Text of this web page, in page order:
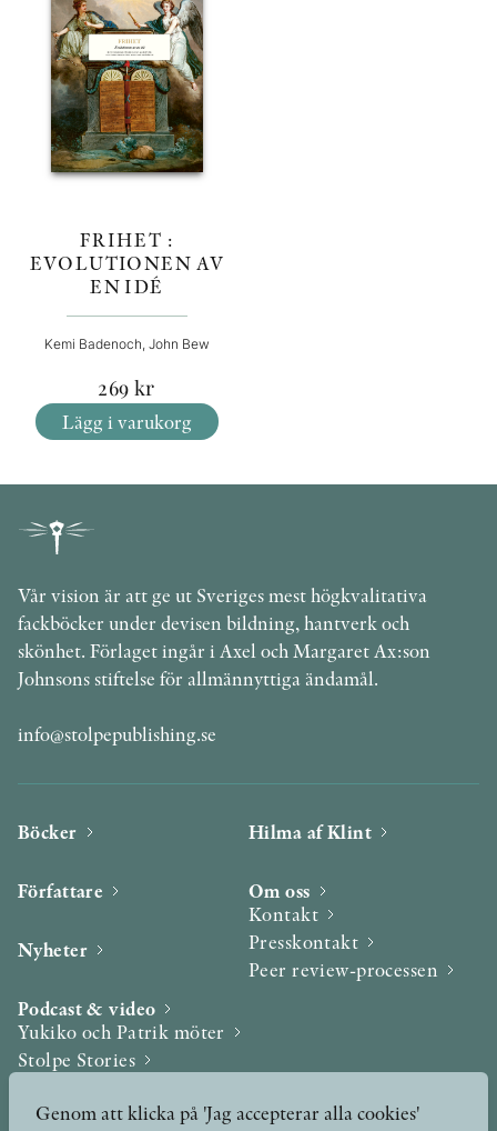
FRIHET :
EVOLUTIONEN AV
EN IDÉ
Kemi Badenoch, John Bew
269 kr
Lägg i varukorg
Vår vision är att ge ut Sveriges mest högkvalitativa
fackböcker under devisen bildning, hantverk och
skönhet. Förlaget ingår i Axel och Margaret Ax:son
Johnsons stiftelse för allmännyttiga ändamål.
info@stolpepublishing.se
Böcker
Författare
Nyheter
Podcast & video
Yukiko och Patrik möter
Stolpe Stories
Hilma af Klint
Om oss
Kontakt
Presskontakt
Peer review-processen
Genom att klicka på 'Jag accepterar alla cookies'